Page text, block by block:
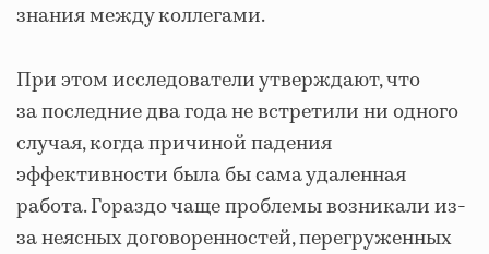
знания между коллегами.
При этом исследователи утверждают, что
за последние два года не встретили ни одного
случая, когда причиной падения
эффективности была бы сама удаленная
работа. Гораздо чаще проблемы возникали из-
за неясных договоренностей, перегруженных